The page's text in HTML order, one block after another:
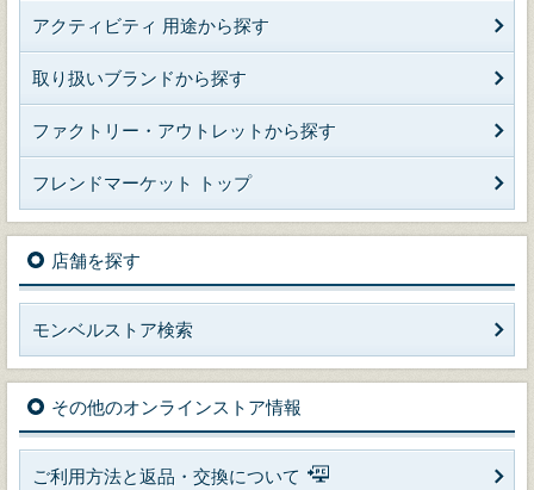
アクティビティ 用途から探す
取り扱いブランドから探す
ファクトリー・アウトレットから探す
フレンドマーケット トップ
店舗を探す
モンベルストア検索
その他のオンラインストア情報
ご利用方法と返品・交換について